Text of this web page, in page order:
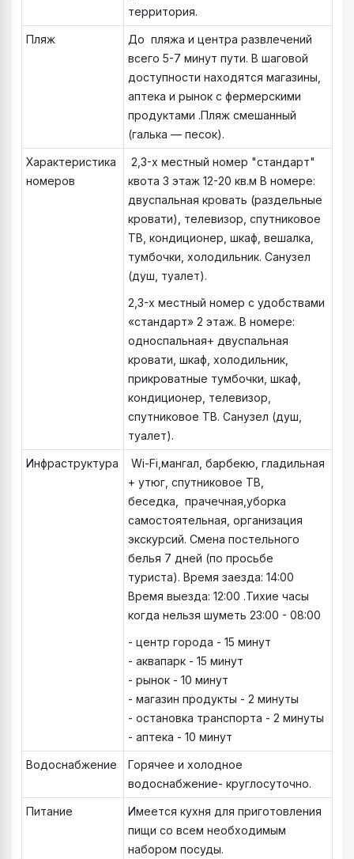
территория.
Пляж
До пляжа и центра развлечений
всего 5-7 минут пути. В шаговой
доступности находятся магазины,
аптека и рынок с фермерскими
продуктами .Пляж смешанный
(галька — песок).
Характеристика
номеров
2,3-х местный номер "стандарт"
квота 3 этаж 12-20 кв.м В номере:
двуспальная кровать (раздельные
кровати), телевизор, спутниковое
ТВ, кондиционер, шкаф, вешалка,
тумбочки, холодильник. Санузел
(душ, туалет).
2,3-х местный номер с удобствами
«стандарт» 2 этаж. В номере:
односпальная+ двуспальная
кровати, шкаф, холодильник,
прикроватные тумбочки, шкаф,
кондиционер, телевизор,
спутниковое ТВ. Санузел (душ,
туалет).
Инфраструктура
Wi-Fi,мангал, барбекю, гладильная
+ утюг, спутниковое ТВ,
беседка, прачечная,уборка
самостоятельная, организация
экскурсий. Смена постельного
белья 7 дней (по просьбе
туриста). Время заезда: 14:00
Время выезда: 12:00 .Тихие часы
когда нельзя шуметь 23:00 - 08:00
- центр города - 15 минут
- аквапарк - 15 минут
- рынок - 10 минут
- магазин продукты - 2 минуты
- остановка транспорта - 2 минуты
- аптека - 10 минут
Водоснабжение
Горячее и холодное
водоснабжение- круглосуточно.
Питание
Имеется кухня для приготовления
пищи со всем необходимым
набором посуды.